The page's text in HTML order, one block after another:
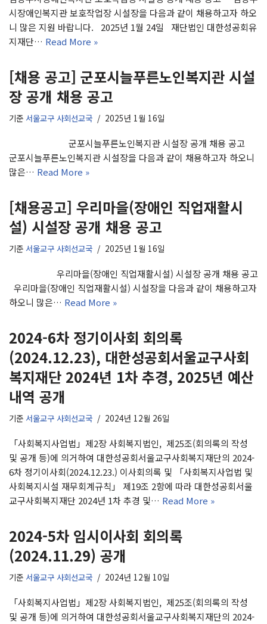
시장애인복지관 보호작업장 시설장을 다음과 같이 채용하고자 하오
니 많은 지원 바랍니다. 2025년 1월 24일 재단법인 대한성공회유
지재단… Read More »
[채용 공고] 군포시늘푸른노인복지관 시설
장 공개 채용 공고
기준 서울교구 사회선교국 2025년 1월 16일
군포시늘푸른노인복지관 시설장 공개 채용 공고
군포시늘푸른노인복지관 시설장을 다음과 같이 채용하고자 하오니
많은… Read More »
[채용공고] 우리마을(장애인 직업재활시
설) 시설장 공개 채용 공고
기준 서울교구 사회선교국 2025년 1월 16일
우리마을(장애인 직업재활시설) 시설장 공개 채용 공고
우리마을(장애인 직업재활시설) 시설장을 다음과 같이 채용하고자
하오니 많은… Read More »
2024-6차 정기이사회 회의록
(2024.12.23), 대한성공회서울교구사회
복지재단 2024년 1차 추경, 2025년 예산
내역 공개
기준 서울교구 사회선교국 2024년 12월 26일
「사회복지사업법」제2장 사회복지법인, 제25조(회의록의 작성
및 공개 등)에 의거하여 대한성공회서울교구사회복지재단의 2024-
6차 정기이사회(2024.12.23.) 이사회의록 및 「사회복지사업법 및
사회복지시설 재무회계규칙」 제19조 2항에 따라 대한성공회서울
교구사회복지재단 2024년 1차 추경 및… Read More »
2024-5차 임시이사회 회의록
(2024.11.29) 공개
기준 서울교구 사회선교국 2024년 12월 10일
「사회복지사업법」제2장 사회복지법인, 제25조(회의록의 작성
및 공개 등)에 의거하여 대한성공회서울교구사회복지재단의 2024-